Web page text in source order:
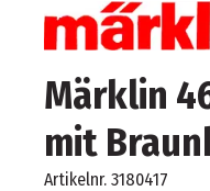
Märklin
mit
Artikelnr. 3180417